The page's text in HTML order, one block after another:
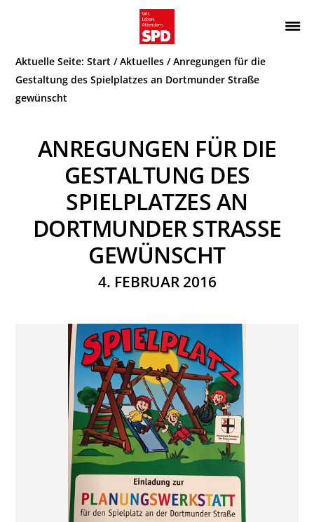
springen
springen
SPD
Leben.
Attendorn.
Aktuelle Seite:Start / Aktuelles /Anregungen für die
Gestaltung des Spielplatzes an Dortmunder Straße
gewünscht
ANREGUNGEN FÜR DIE
GESTALTUNG DES
SPIELPLATZES AN
DORTMUNDER STRASSE G
EWÜNSCHT
4. FEBRUAR 2016